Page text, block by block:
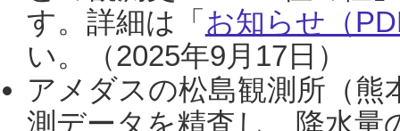
す。詳細は「 お知らせ（
い。（2025年9月17日）
アメダスの松島観測所（熊
測データを精査し、降水